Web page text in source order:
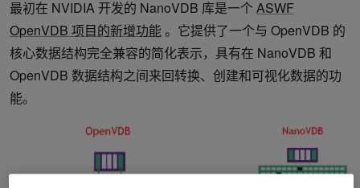
最初在 NVIDIA 开发的 NanoVDB 库是一个 ASWF
OpenVDB 项目的新增功能。它提供了一个与 OpenVDB 的
核心数据结构完全兼容的简化表示，具有在 NanoVDB 和
OpenVDB 数据结构之间来回转换、创建和可视化数据的功
能。